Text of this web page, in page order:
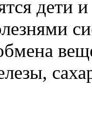
дети